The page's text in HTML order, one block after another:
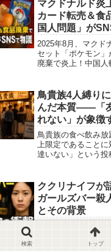
マクドナルド炎
カード転売＆食
国人問題」が
2025年8月、マクド
セット「ポケモン
廃棄で炎上！中国人
応を徹底解説。
鳥貴族4人縛り
んだ本質——「
れない」が象徴
独危機
鳥貴族の食べ飲み放
上限定であること
達いない」という
ズレを整理します。
ククリナイフが
ガールズバー殺
とその背景
2025年7月浜松の
た刺殺事件。凶器
歴史や魅力、事件
検索 トップ